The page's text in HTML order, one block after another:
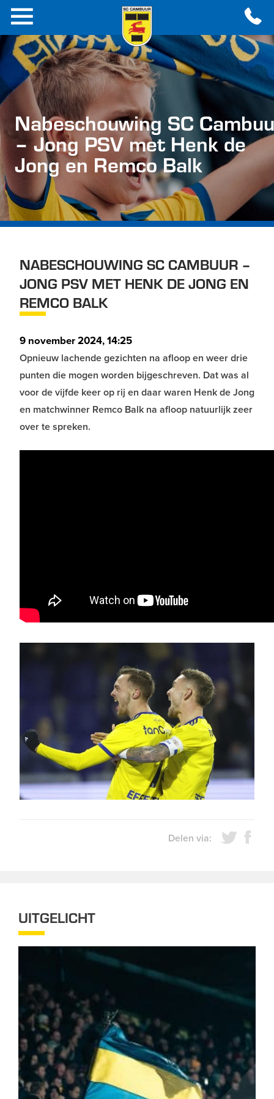
Nabeschouwing SC
– Jong PSV met Henk de
Jong en Remco Balk
NABESCHOUWING SC CAMBUUR –
JONG PSV MET HENK DE JONG EN
REMCO BALK
9 november 2024, 14:25
Opnieuw lachende gezichten na afloop en weer drie
punten die mogen worden bijgeschreven. Dat was al
voor de vijfde keer op rij en daar waren Henk de Jong
en matchwinner Remco Balk na afloop natuurlijk zeer
over te spreken.
Delen via:
UITGELICHT